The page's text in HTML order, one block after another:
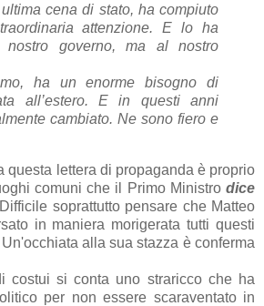
cena di stato, ha compiuto
attenzione. E lo ha
governo, ma al nostro
ha un enorme bisogno di
all’estero. E in questi anni
cambiato. Ne sono fiero e
questa lettera di propaganda è proprio
comuni che il Primo Ministro dice
soprattutto pensare che Matteo
in maniera morigerata tutti questi
alla sua stazza è conferma
costui si conta uno straricco che ha
per non essere scaraventato in